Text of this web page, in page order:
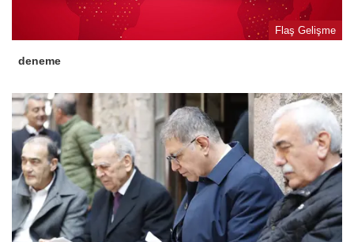
Flaş Gelişme
deneme